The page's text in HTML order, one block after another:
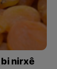
nirxê